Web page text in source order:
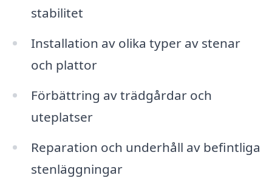
stabilitet
Installation av olika typer av stenar
och plattor
Förbättring av trädgårdar och
uteplatser
Reparation och underhåll av befintliga
stenläggningar